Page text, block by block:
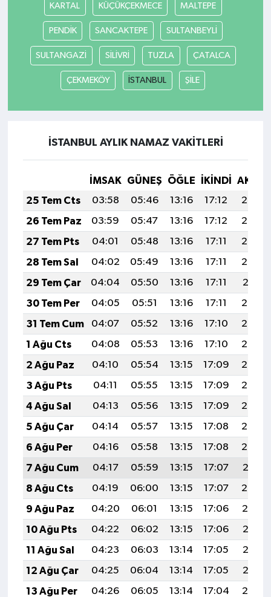
KARTAL KÜÇÜKÇEKMECE MALTEPE
PENDİK SANCAKTEPE SULTANBEYLİ
SULTANGAZİ SİLİVRİ TUZLA ÇATALCA
ÇEKMEKÖY İSTANBUL ŞİLE
İSTANBUL AYLIK NAMAZ VAKITLERI
İMSAK GÜNEŞ ÖĞLE İKINDI
25 Tem Cts
03:58 05:46 13:16 17:12
20:35
26 Tem Paz
03:59 05:47 13:16 17:12
20:34
27 Tem Pts
04:01 05:48 13:16 17:11
20:33
28 Tem Sal
04:02 05:49 13:16 17:11
20:32
29 Tem Çar
04:04 05:50 13:16 17:11
20:31
30 Tem Per
04:05 05:51 13:16 17:11
20:30
31 Tem Cum
04:07 05:52 13:16 17:10
20:29
1 Ağu Cts
04:08 05:53 13:16 17:10
20:28
2 Ağu Paz
04:10 05:54 13:15 17:09
20:27
3 Ağu Pts
04:11 05:55 13:15 17:09
20:26
4 Ağu Sal
04:13 05:56 13:15 17:09
20:25
5 Ağu Çar
04:14 05:57 13:15 17:08
20:24
6 Ağu Per
04:16 05:58 13:15 17:08
20:23
7 Ağu Cum
04:17 05:59 13:15 17:07
20:21
8 Ağu Cts
04:19 06:00 13:15 17:07
20:20
9 Ağu Paz
04:20 06:01 13:15 17:06
20:19
10 Ağu Pts
04:22 06:02 13:15 17:06
20:18
11 Ağu Sal
04:23 06:03 13:14 17:05
20:16
12 Ağu Çar
04:25 06:04 13:14 17:05
20:15
13 Ağu Per
04:26 06:05 13:14 17:04
20:14